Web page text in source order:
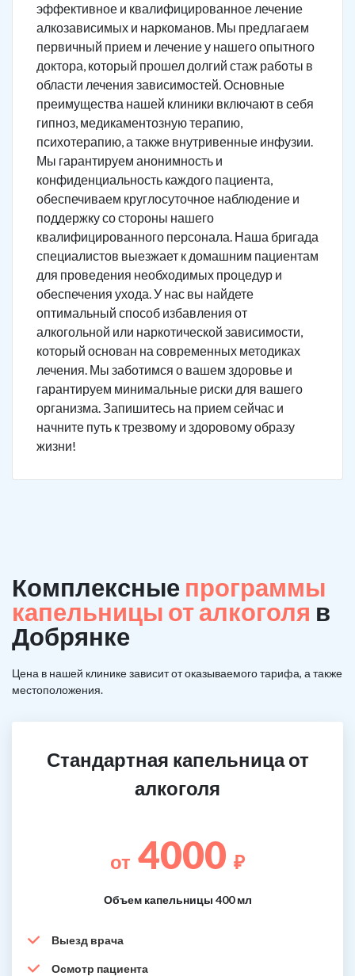
эффективное и квалифицированное лечение
алкозависимых и наркоманов. Мы предлагаем
первичный прием и лечение у нашего опытного
доктора, который прошел долгий стаж работы в
области лечения зависимостей. Основные
преимущества нашей клиники включают в себя
гипноз, медикаментозную терапию,
психотерапию, а также внутривенные инфузии.
Мы гарантируем анонимность и
конфиденциальность каждого пациента,
обеспечиваем круглосуточное наблюдение и
поддержку со стороны нашего
квалифицированного персонала. Наша бригада
специалистов выезжает к домашним пациентам
для проведения необходимых процедур и
обеспечения ухода. У нас вы найдете
оптимальный способ избавления от
алкогольной или наркотической зависимости,
который основан на современных методиках
лечения. Мы заботимся о вашем здоровье и
гарантируем минимальные риски для вашего
организма. Запишитесь на прием сейчас и
начните путь к трезвому и здоровому образу
жизни!
Комплексные программы
капельницы от алкоголя в
Добрянке
Цена в нашей клинике зависит от оказываемого тарифа, а также
местоположения.
Стандартная капельница от
алкоголя
от 4000 ₽
Объем капельницы 400 мл
Выезд врача
Осмотр пациента